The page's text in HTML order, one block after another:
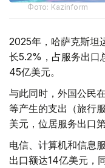
Фото: Kazinform
2025年，哈萨克斯坦
长5.2%，占服务出口
45亿美元。
与此同时，外国公民
等产生的支出（旅行
美元，位居服务出口第
电信、计算机和信息
出口额达14亿美元，